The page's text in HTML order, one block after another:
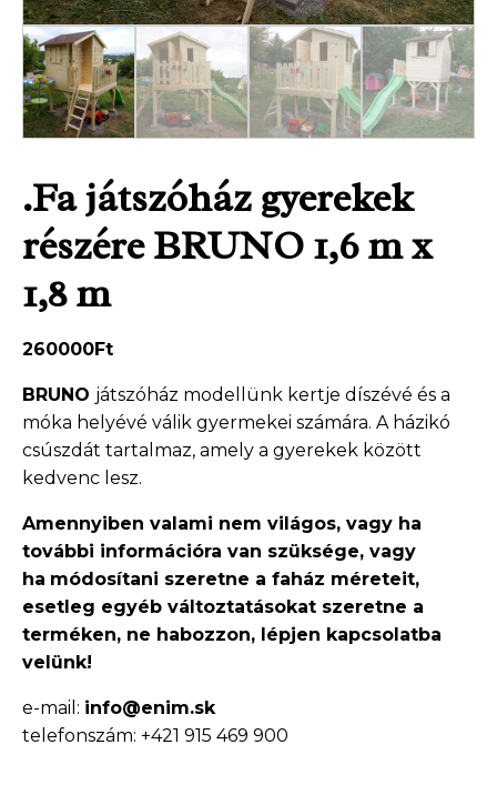
.Fa játszóház gyerekek
részére BRUNO 1,6 m x
1,8 m
260000Ft
BRUNO játszóház modellünk kertje díszévé és a
móka helyévé válik gyermekei számára. A házikó
csúszdát tartalmaz, amely a gyerekek között
kedvenc lesz.
Amennyiben valami nem világos, vagy ha
további információra van szüksége, vagy
ha módosítani szeretne a faház méreteit,
esetleg egyéb változtatásokat szeretne a
terméken, ne habozzon, lépjen kapcsolatba
velünk!
e-mail: info@enim.sk
telefonszám: +421 915 469 900